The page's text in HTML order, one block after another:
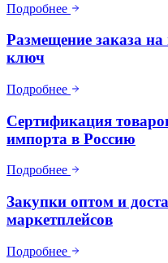
Подробнее
Размещение заказа на
ключ
Подробнее
Сертификация
импорта в Россию
Подробнее
Закупки оптом и
маркетплейсов
Подробнее